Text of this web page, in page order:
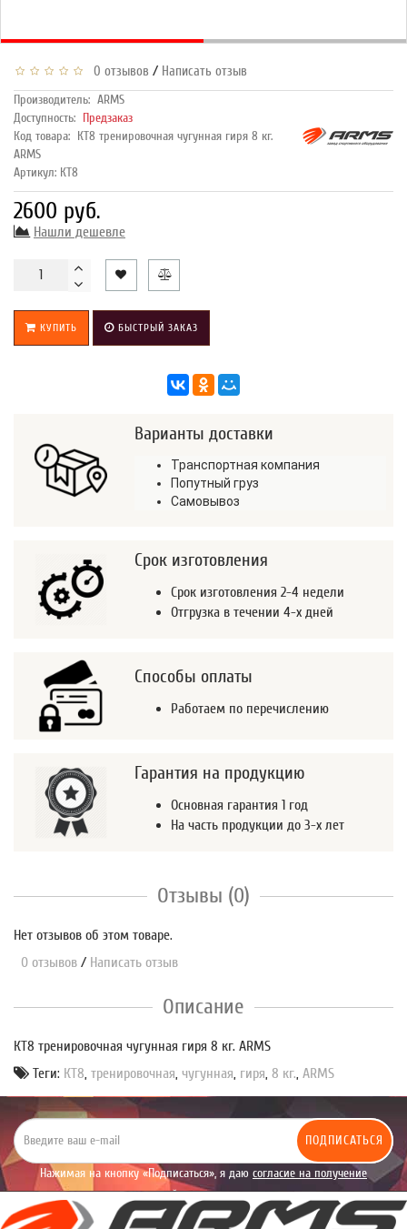
0 отзывов / Написать отзыв
Производитель: ARMS
Доступность: Предзаказ
Код товара: КТ8 тренировочная чугунная гиря 8 кг.
ARMS
Артикул: КТ8
2600 руб.
Нашли дешевле
КУПИТЬ БЫСТРЫЙ ЗАКАЗ
Варианты доставки
Транспортная компания
Попутный груз
Самовывоз
Срок изготовления
Срок изготовления 2-4 недели
Отгрузка в течении 4-х дней
Способы оплаты
Работаем по перечислению
Гарантия на продукцию
Основная гарантия 1 год
На часть продукции до 3-х лет
Отзывы (0)
Нет отзывов об этом товаре.
0 отзывов / Написать отзыв
Описание
КТ8 тренировочная чугунная гиря 8 кг. ARMS
Теги: КТ8, тренировочная, чугунная, гиря, 8 кг., ARMS
ПОДПИСАТЬСЯ
Нажимая на кнопку «Подписаться», я даю согласие на получение
уведомлений рекламного характера.